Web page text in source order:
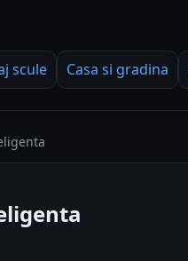
scule Casa si gradina